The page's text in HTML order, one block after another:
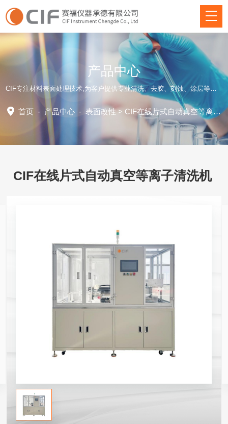
产品中心
CIF专注材料表面处理技术,为客户提供专业清洗、去胶、刻蚀、涂层等方面仪器装备和应用工艺解决方案！
首页 - 产品中心 -表面改性> CIF在线片式自动真空等离子清洗机
CIF在线片式自动真空等离子清洗机